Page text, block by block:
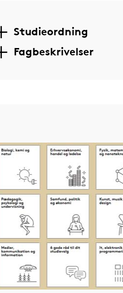
Studieordning
Fagbeskrivelser